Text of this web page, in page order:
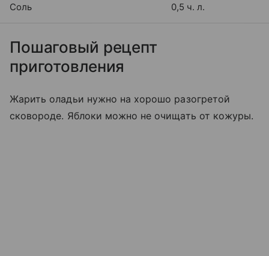
Соль 0,5 ч. л.
Пошаговый рецепт
приготовления
Жарить оладьи нужно на хорошо разогретой
сковороде. Яблоки можно не очищать от кожуры.